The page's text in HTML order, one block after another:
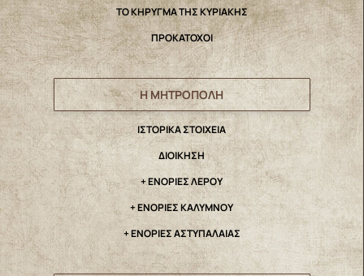
ΤΟ ΚΗΡΥΓΜΑ ΤΗΣ ΚΥΡΙΑΚΗΣ
ΠΡΟΚΑΤΟΧΟΙ
Η ΜΗΤΡΟΠΟΛΗ
IΣΤΟΡΙΚΑ ΣΤΟΙΧΕΙΑ
ΔΙΟΙΚΗΣΗ
+ ΕΝΟΡΙΕΣ ΛΕΡΟΥ
+ ΕΝΟΡΙΕΣ ΚΑΛΥΜΝΟΥ
+ ΕΝΟΡΙΕΣ ΑΣΤΥΠΑΛΑΙΑΣ